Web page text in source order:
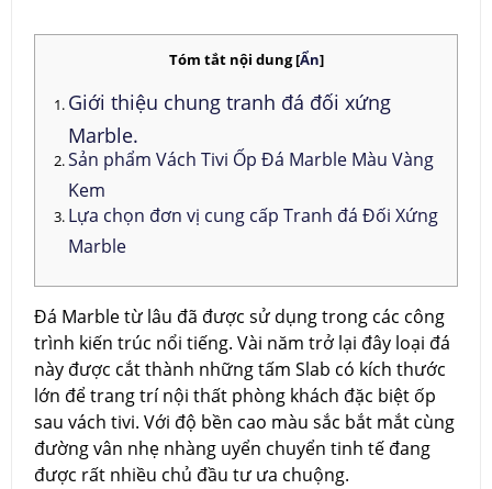
Tóm tắt nội dung[Ẩn]
Giới thiệu chung tranh đá đối xứng
Marble.
Sản phẩm Vách Tivi Ốp Đá Marble Màu Vàng
Kem
Lựa chọn đơn vị cung cấp Tranh đá Đối Xứng
Marble
Đá Marble từ lâu đã được sử dụng trong các công
trình kiến trúc nổi tiếng. Vài năm trở lại đây loại đá
này được cắt thành những tấm Slab có kích thước
lớn để trang trí nội thất phòng khách đặc biệt ốp
sau vách tivi. Với độ bền cao màu sắc bắt mắt cùng
đường vân nhẹ nhàng uyển chuyển tinh tế đang
được rất nhiều chủ đầu tư ưa chuộng.